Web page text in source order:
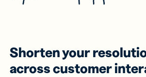
Shorten your
across customer